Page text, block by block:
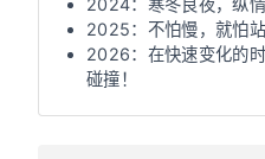
2024：寒冬良夜，纵
2025：不怕慢，就怕站
2026：在快速变化的
碰撞！